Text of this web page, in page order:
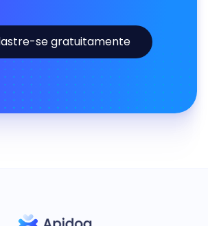
se gratuitamente